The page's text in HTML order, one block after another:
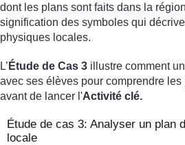
dont les plans sont faits dans la
signification des symboles qui
physiques locales.
L’ Étude de Cas 3 illustre comment
avec ses élèves pour comprendre
avant de lancer l'Activité clé.
Étude de cas 3: Analyser un plan
locale